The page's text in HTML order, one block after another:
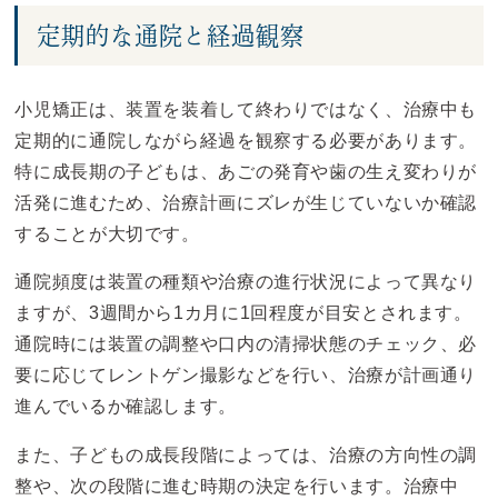
定期的な通院と経過観察
小児矯正は、装置を装着して終わりではなく、治療中も
定期的に通院しながら経過を観察する必要があります。
特に成長期の子どもは、あごの発育や歯の生え変わりが
活発に進むため、治療計画にズレが生じていないか確認
することが大切です。
通院頻度は装置の種類や治療の進行状況によって異なり
ますが、3週間から1カ月に1回程度が目安とされます。
通院時には装置の調整や口内の清掃状態のチェック、必
要に応じてレントゲン撮影などを行い、治療が計画通り
進んでいるか確認します。
また、子どもの成長段階によっては、治療の方向性の調
整や、次の段階に進む時期の決定を行います。治療中